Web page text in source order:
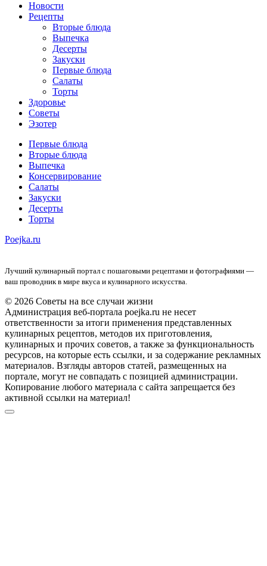
Новости
Рецепты
Вторые блюда
Выпечка
Десерты
Закуски
Первые блюда
Салаты
Торты
Здоровье
Советы
Эзотер
Первые блюда
Вторые блюда
Выпечка
Консервирование
Салаты
Закуски
Десерты
Торты
Poejka.ru
Лучший кулинарный портал с пошаговыми рецептами и фотографиями —
ваш проводник в мире вкуса и кулинарного искусства.
© 2026 Советы на все случаи жизни
Администрация веб-портала poejka.ru не несет
ответственности за итоги применения представленных
кулинарных рецептов, методов их приготовления,
кулинарных и прочих советов, а также за функциональность
ресурсов, на которые есть ссылки, и за содержание рекламных
материалов. Взгляды авторов статей, размещенных на
портале, могут не совпадать с позицией администрации.
Копирование любого материала с сайта запрещается без
активной ссылки на материал!